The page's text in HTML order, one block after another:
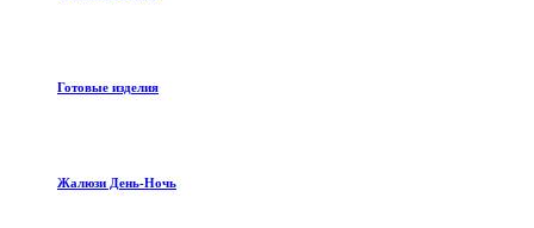
Готовые изделия
Жалюзи День-Ночь